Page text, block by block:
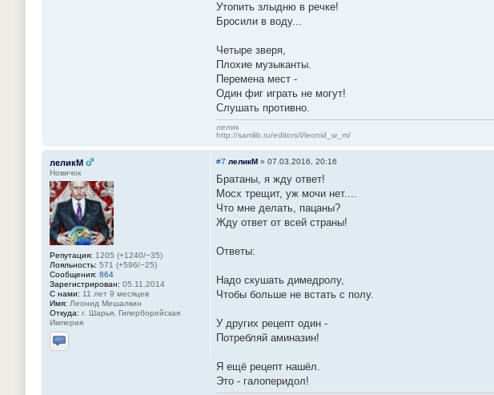
Утопить злыдню в речке!
Бросили в воду...
Четыре зверя,
Плохие музыканты.
Перемена мест -
Один фиг играть не могут!
Слушать противно.
лелик
http://samlib.ru/editors/l/leonid_w_m/
леликМ
Новичок
Репутация: 1205 (+1240/−35)
Лояльность: 571 (+596/−25)
Сообщения: 864
Зарегистрирован: 05.11.2014
С нами: 11 лет 9 месяцев
Имя: Леонид Мешалкин
Откуда: г. Шарья, Гиперборейская
Империя
Отправить личное сообщение
#7 леликМ » 07.03.2016, 20:16
Братаны, я жду ответ!
Мосх трещит, уж мочи нет....
Что мне делать, пацаны?
Жду ответ от всей страны!
Ответы:
Надо скушать димедролу,
Чтобы больше не встать с полу.
У других рецепт один -
Потребляй аминазин!
Я ещё рецепт нашёл.
Это - галоперидол!